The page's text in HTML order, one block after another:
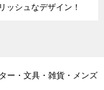
ッシュなデザイン！
ー・文具・雑貨・メンズ